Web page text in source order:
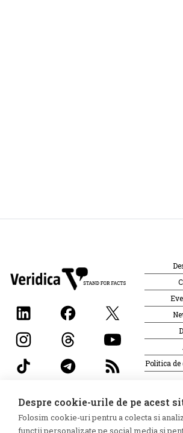
Politica
©2026 Veridica.ro. Toate drepturile
Jurnaliștilor Români
Despre cookie-urile de pe acest
Folosim cookie-uri pentru a colecta si
funcții personalizate pe social media și